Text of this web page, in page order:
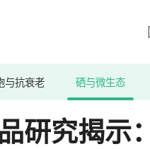
与抗衰老 硒与微生态
研究揭示